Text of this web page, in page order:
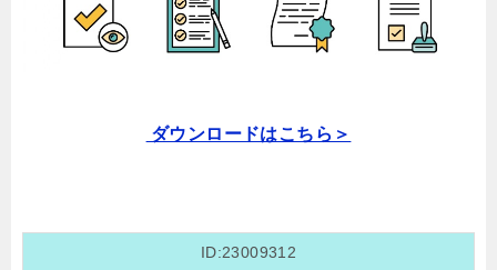
ダウンロードはこちら＞
ID:23009312